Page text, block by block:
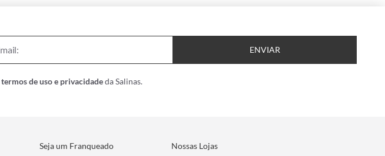
ENVIAR
termos de uso e privacidadeda Salinas.
Seja um Franqueado Nossas Lojas